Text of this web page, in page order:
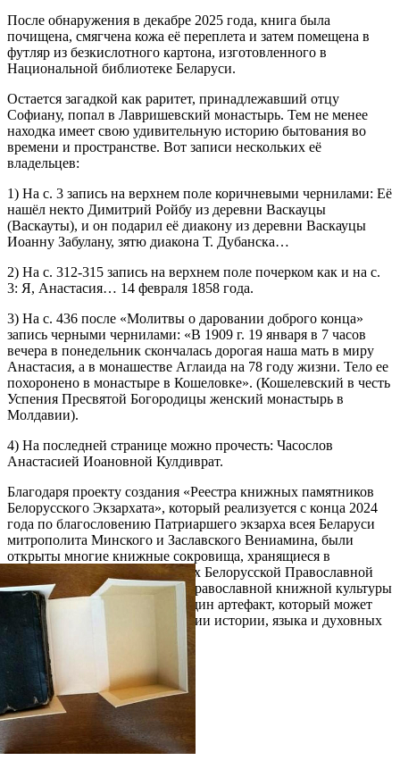
После обнаружения в декабре 2025 года, книга была
почищена, смягчена кожа её переплета и затем помещена в
футляр из безкислотного картона, изготовленного в
Национальной библиотеке Беларуси.
Остается загадкой как раритет, принадлежавший отцу
Софиану, попал в Лавришевский монастырь. Тем не менее
находка имеет свою удивительную историю бытования во
времени и пространстве. Вот записи нескольких её
владельцев:
1) На с. 3 запись на верхнем поле коричневыми чернилами: Её
нашёл некто Димитрий Ройбу из деревни Васкауцы
(Васкауты), и он подарил её диакону из деревни Васкауцы
Иоанну Забулану, зятю диакона Т. Дубанска…
2) На с. 312-315 запись на верхнем поле почерком как и на с.
3: Я, Анастасия… 14 февраля 1858 года.
3) На с. 436 после «Молитвы о даровании доброго конца»
запись черными чернилами: «В 1909 г. 19 января в 7 часов
вечера в понедельник скончалась дорогая наша мать в миру
Анастасия, а в монашестве Аглаида на 78 году жизни. Тело ее
похоронено в монастыре в Кошеловке». (Кошелевский в честь
Успения Пресвятой Богородицы женский монастырь в
Молдавии).
4) На последней странице можно прочесть: Часослов
Анастасией Иоановной Кулдиврат.
Благодаря проекту создания «Реестра книжных памятников
Белорусского Экзархата», который реализуется с конца 2024
года по благословению Патриаршего экзарха всея Беларуси
митрополита Минского и Заславского Вениамина, были
открыты многие книжные сокровища, хранящиеся в
приходах, монастырях и музеях Белорусской Православной
Церкви. Для исследователей православной книжной культуры
славянских народов это еще один артефакт, который может
стать важным звеном в изучении истории, языка и духовных
традиций западных славян.